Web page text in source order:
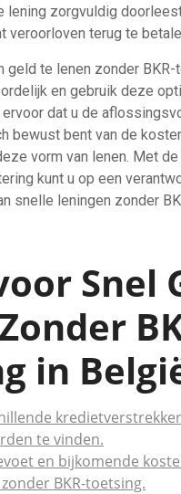
lening zorgvuldig
veroorloven terug te
geld te lenen zonder BKR-
en gebruik deze
dat u de
bewust bent van de
vorm van lenen. Met
kunt u op een
snelle leningen zonder
Snel
in
te vinden.
en bijkomende
BKR-toetsing.